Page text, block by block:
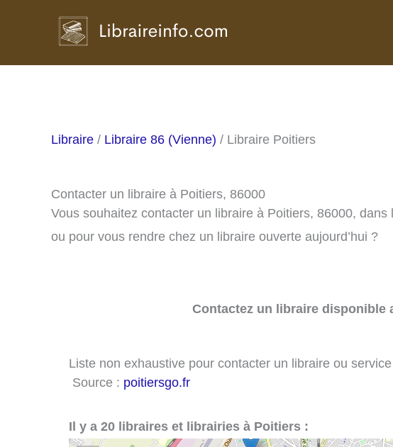
Libraire / Libraire 86 (Vienne) / Libraire Poitiers
Contacter un libraire à Poitiers, 86000
Vous souhaitez contacter un libraire à Poitiers, 86000, dans
ou pour vous rendre chez un libraire ouverte aujourd’hui ?
Contactez un libraire disponible
Liste non exhaustive pour contacter un libraire ou
Source : poitiersgo.fr
Il y a 20 libraires et librairies à Poitiers :